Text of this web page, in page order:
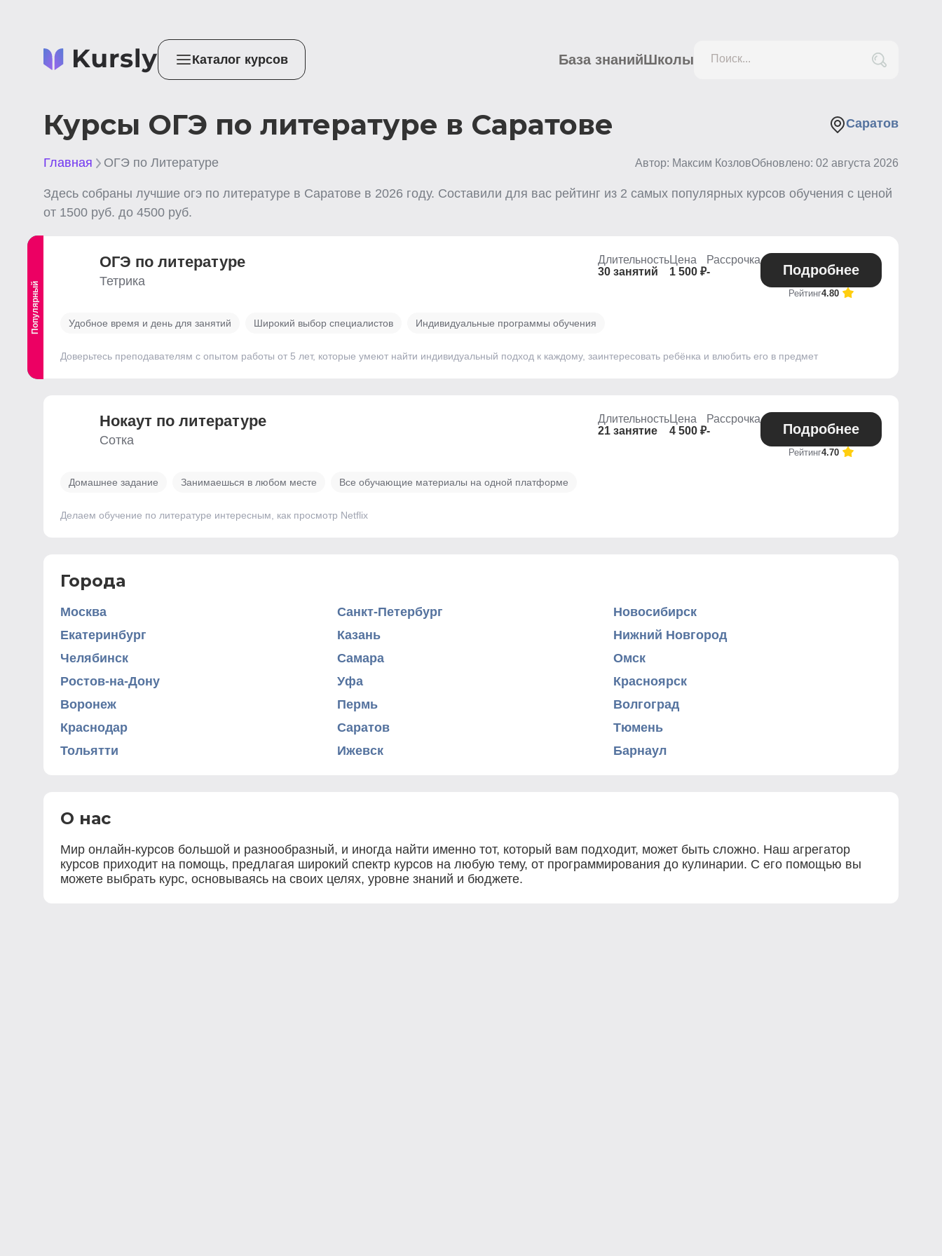
Каталог курсов База знанийШколы Поиск...
Курсы ОГЭ по литературе в Саратове Саратов
Главная ОГЭ по Литературе Автор: Максим КозловОбновлено: 02 августа 2026
Здесь собраны лучшие огэ по литературе в Саратове в 2026 году. Составили для вас рейтинг из 2 самых популярных курсов обучения с ценой
от 1500 руб. до 4500 руб.
Выгодный
Популярный
ОГЭ по литературе
Тетрика
Длительность
30 занятий
Цена
1 500 ₽
Рассрочка
-
Подробнее
Рейтинг4.80
Удобное время и день для занятий Широкий выбор специалистов Индивидуальные программы обучения
Доверьтесь преподавателям с опытом работы от 5 лет, которые умеют найти индивидуальный подход к каждому, заинтересовать ребёнка и влюбить его в предмет
Нокаут по литературе
Сотка
Длительность
21 занятие
Цена
4 500 ₽
Рассрочка
-
Подробнее
Рейтинг4.70
Домашнее задание Занимаешься в любом месте Все обучающие материалы на одной платформе
Делаем обучение по литературе интересным, как просмотр Netflix
Города
Москва Санкт-Петербург
Новосибирск
Екатеринбург
Казань
Нижний Новгород
Челябинск
Самара
Омск
Ростов-на-Дону
Уфа
Красноярск
Воронеж
Пермь
Волгоград
Краснодар
Саратов
Тюмень
Тольятти
Ижевск Барнаул
О нас
Мир онлайн-курсов большой и разнообразный, и иногда найти именно тот, который вам подходит, может быть сложно. Наш агрегатор
курсов приходит на помощь, предлагая широкий спектр курсов на любую тему, от программирования до кулинарии. С его помощью вы
можете выбрать курс, основываясь на своих целях, уровне знаний и бюджете.